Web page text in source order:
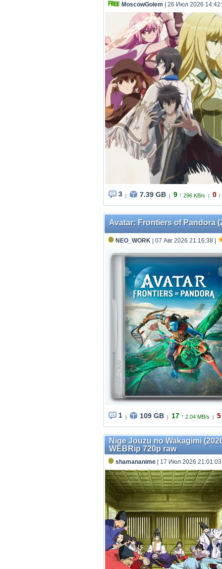
MoscowGolem | 26 Июл 2026
3 7.39 GB 9 ↑ 296 KB/s 0 ↓
Avatar: Frontiers of Pandora
NEO_WORK | 07 Авг 2026 21:16:38
1 109 GB 17 ↑ 2.04 MB/s 5
Nige Jouzu no Wakagimi
WEBRip 720p raw
shamananime | 17 Июл 2026 21:01:03